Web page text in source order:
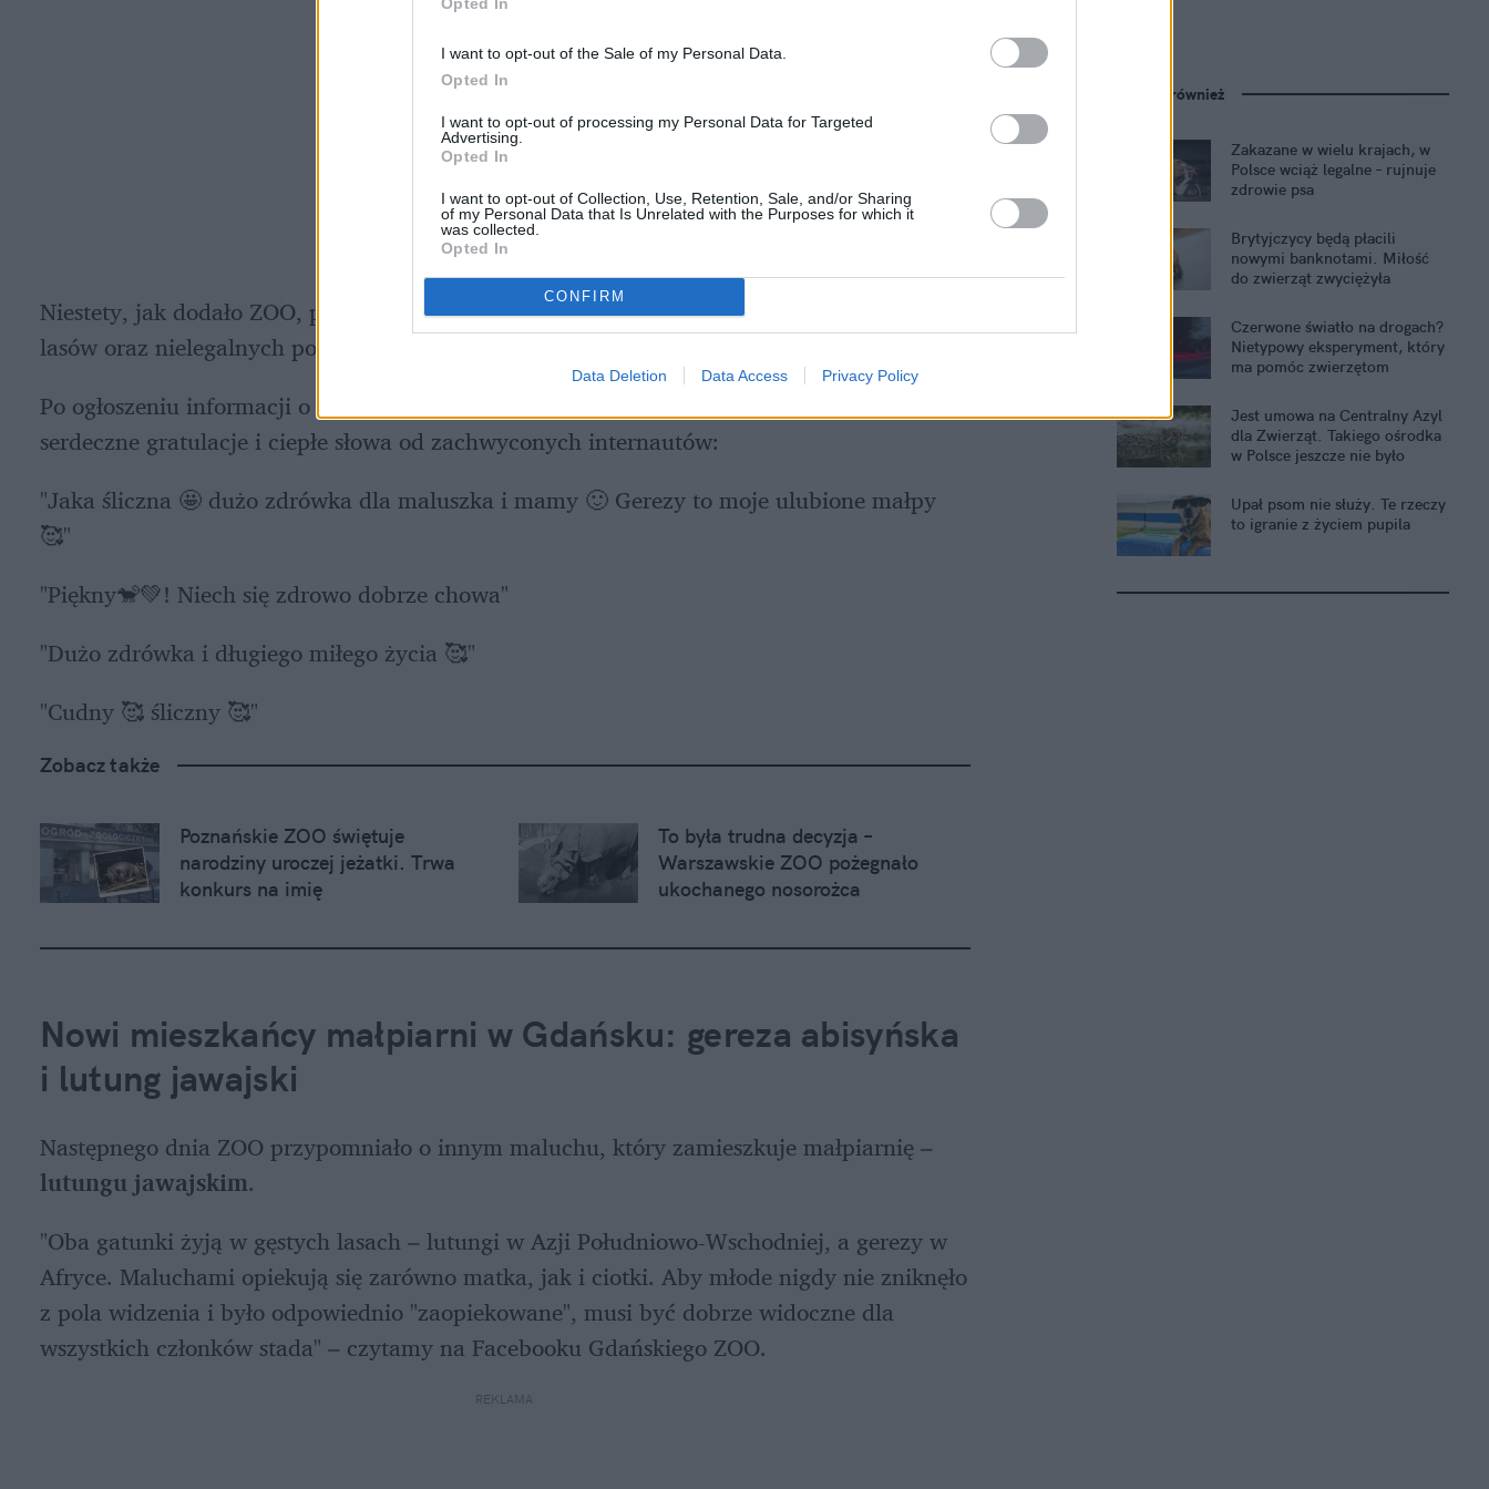
I want to opt-out of the Sale of my Personal Data.
Opted In
I want to opt-out of processing my Personal Data for Targeted
Advertising.
Opted In
I want to opt-out of Collection, Use, Retention, Sale, and/or Sharing
of my Personal Data that Is Unrelated with the Purposes for which it
was collected.
Opted In
CONFIRM
Data Deletion Data Access Privacy Policy
Niestety, jak dodało ZOO, populacja gerezy abisyńskiej jest zagrożona z powodu wycinki
lasów oraz nielegalnych polowań, które niszczą naturalne środowisko tych zwierząt.
Po ogłoszeniu informacji o narodzinach w ZOO, pod postem na Facebooku posypały się
serdeczne gratulacje i ciepłe słowa od zachwyconych internautów:
"Jaka śliczna 🤩 dużo zdrówka dla maluszka i mamy 🙂 Gerezy to moje ulubione małpy
🥰"
"Piękny🐒💚! Niech się zdrowo dobrze chowa"
"Dużo zdrówka i długiego miłego życia 🥰"
"Cudny 🥰 śliczny 🥰"
Zobacz także
Poznańskie ZOO świętuje
narodziny uroczej jeżatki. Trwa
konkurs na imię
To była trudna decyzja –
Warszawskie ZOO pożegnało
ukochanego nosorożca
Nowi mieszkańcy małpiarni w Gdańsku: gereza abisyńska
i lutung jawajski
lutungu jawajskim.
"Oba gatunki żyją w gęstych lasach – lutungi w Azji Południowo-Wschodniej, a gerezy w
Afryce. Maluchami opiekują się zarówno matka, jak i ciotki. Aby młode nigdy nie zniknęło
z pola widzenia i było odpowiednio "zaopiekowane", musi być dobrze widoczne dla
wszystkich członków stada" – czytamy na Facebooku Gdańskiego ZOO.
REKLAMA
Zobacz również
Zakazane w wielu krajach, w
Polsce wciąż legalne – rujnuje
zdrowie psa
Brytyjczycy będą płacili
nowymi banknotami. Miłość
do zwierząt zwyciężyła
Czerwone światło na drogach?
Nietypowy eksperyment, który
ma pomóc zwierzętom
Jest umowa na Centralny Azyl
dla Zwierząt. Takiego ośrodka
w Polsce jeszcze nie było
Upał psom nie służy. Te rzeczy
to igranie z życiem pupila